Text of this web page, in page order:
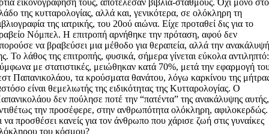
εικονογράφησή τους, αποτέλεσαν βιβλία-σταθμούς. Όχι μόνο
της κυτταρολογίας, αλλά και, γενικότερα, σε ολόκληρη τη
της ιατρικής, του 20ού αιώνα. Είχε προταθεί δις για το
Νόμπελ. Η επιτροπή αρνήθηκε την πρόταση, αφού δεν
να βραβεύσει μια μέθοδο για θεραπεία, αλλά την
Το λάθος της επιτροπής, φυσικά, σήμερα γίνεται εύκολα αντιληπτό:
με στατιστικές, μειώθηκαν κατά 70%, μετά την εφαρμογή
Παπανικολάου, τα κρούσματα θανάτου, λόγω καρκίνου της
είναι θεμελιωτής της ειδικότητας της Κυτταρολογίας. Ο
δεν πούλησε ποτέ την “πατέντα” της ανακάλυψης αυτής,
την προσέφερε, στην ανθρωπότητα ολόκληρη, αφιλοκερδώς.
να προσθέσει κανείς για τον άνθρωπο που χάρισε ζωή στις γυναίκες
του κόσμου?